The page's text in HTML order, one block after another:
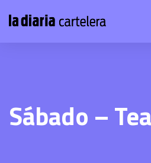
Sábado –